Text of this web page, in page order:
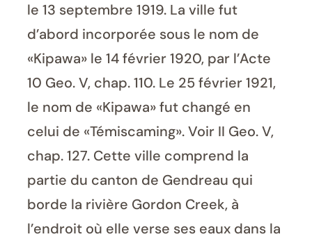
le 13 septembre 1919. La ville fut
d’abord incorporée sous le nom de
«Kipawa» le 14 février 1920, par l’Acte
10 Geo. V, chap. 110. Le 25 février 1921,
le nom de «Kipawa» fut changé en
celui de «Témiscaming». Voir II Geo. V,
chap. 127. Cette ville comprend la
partie du canton de Gendreau qui
borde la rivière Gordon Creek, à
l’endroit où elle verse ses eaux dans la